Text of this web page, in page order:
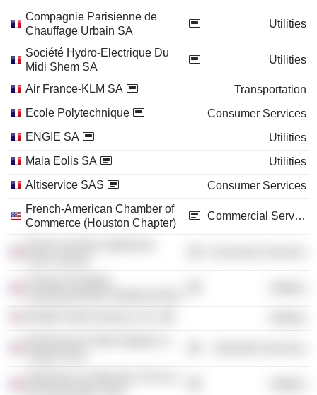
Compagnie Parisienne de
Chauffage Urbain SA
Utilities
Société Hydro-Electrique Du
Midi Shem SA
Utilities
Air France-KLM SA
Transportation
Ecole Polytechnique
Consumer Services
ENGIE SA
Utilities
Maia Eolis SA
Utilities
Altiservice SAS
Consumer Services
French-American Chamber of
Commerce (Houston Chapter)
Commercial Services